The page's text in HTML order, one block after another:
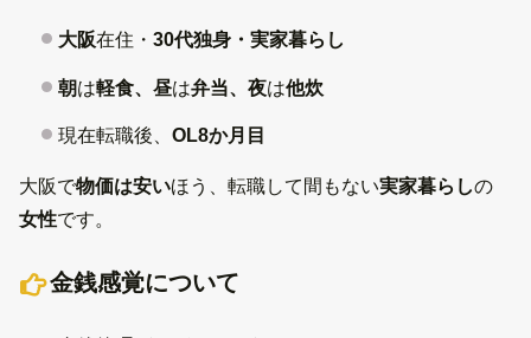
大阪在住・30代独身・実家暮らし
朝は軽食、昼は弁当、夜は他炊
現在転職後、OL8か月目
大阪で物価は安いほう、転職して間もない実家暮らしの
女性です。
金銭感覚について